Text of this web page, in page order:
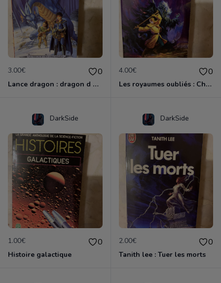
3.00€ 0
Lance dragon : dragon d une nuit d hiver
4.00€ 0
Les royaumes oubliés : Chaos cruel, pentalogie du clerc
DarkSide
1.00€ 0
Histoire galactique
DarkSide
2.00€ 0
Tanith lee : Tuer les morts